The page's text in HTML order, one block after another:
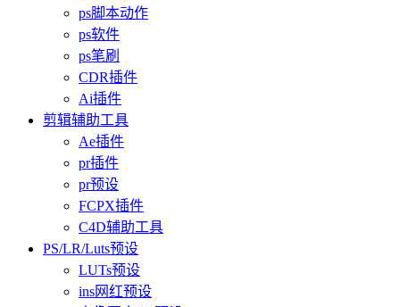
ps脚本动作
ps软件
ps笔刷
CDR插件
Ai插件
剪辑辅助工具
Ae插件
pr插件
pr预设
FCPX插件
C4D辅助工具
PS/LR/Luts预设
LUTs预设
ins网红预设